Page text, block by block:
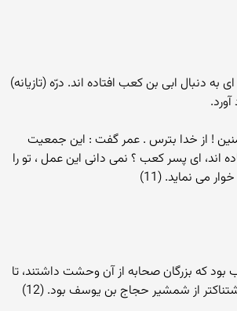
به دنبال ابى بن كعب افتاده اند. درّه (تازیانه)
منين ! از خدا بترس . عمر گفت : اين جمعيت
اند، اى پسر كعب ؟ نمى دانى اين عمل ، تو را
مى نمايد. (11)
بود كه بزرگان صحابه از آن وحشت داشتند، تا
از شمشير حجاج بن يوسف بود. (12)